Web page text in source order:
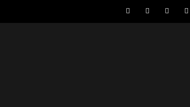
FacebookTwitterLinkedIn
VK